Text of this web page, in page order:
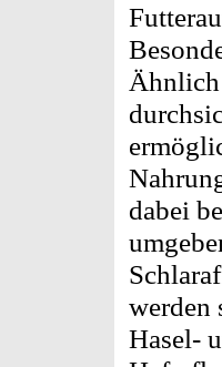
Ähnlich
dabei
werden
Hasel-